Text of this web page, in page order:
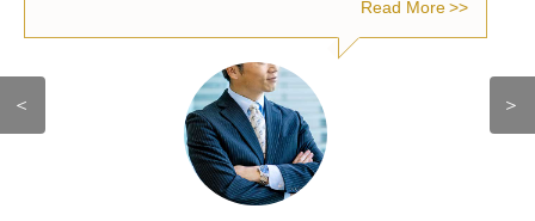
＜
Read More
＞